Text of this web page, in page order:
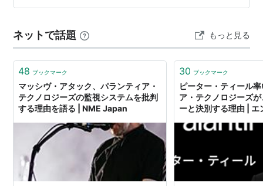
ー・ティールが作った会社です。 今やもう勢いがすごす
Palantir Technologies (PLTR…
ネットで話題 もっと見る
48 ブックマーク
マッシヴ・アタック、パランティア・
テクノロジーズの監視システムを批判
する理由を語る | NME Japan
30 ブックマーク
ピーター・ティール
ア・テクノロジーズ
ーと決別する理由 | エ